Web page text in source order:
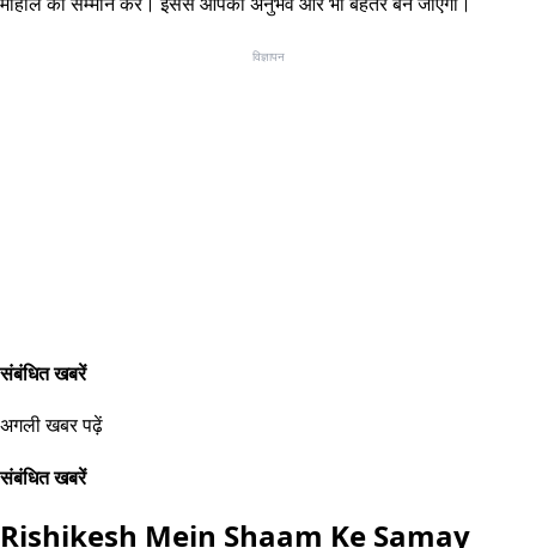
विज्ञापन
संबंधित खबरें
अगली खबर पढ़ें
संबंधित खबरें
Rishikesh Mein Shaam Ke Samay